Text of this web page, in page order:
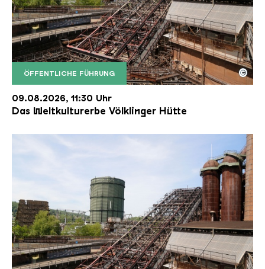
ÖFFENTLICHE FÜHRUNG
Der Erzschrägaufzug der Völklinger Hütte mit
Copyright: Weltkulturerbe Völklinger Hütte | Karl
©
09.08.2026, 11:30 Uhr
Das Weltkulturerbe Völklinger Hütte